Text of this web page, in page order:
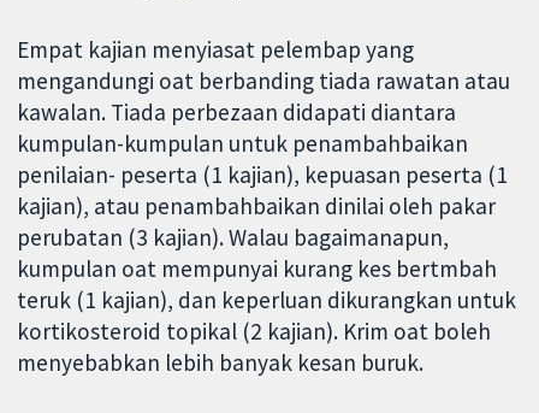
Empat kajian menyiasat pelembap yang
mengandungi oat berbanding tiada rawatan atau
kawalan. Tiada perbezaan didapati diantara
kumpulan-kumpulan untuk penambahbaikan
penilaian- peserta (1 kajian), kepuasan peserta (1
kajian), atau penambahbaikan dinilai oleh pakar
perubatan (3 kajian). Walau bagaimanapun,
kumpulan oat mempunyai kurang kes bertmbah
teruk (1 kajian), dan keperluan dikurangkan untuk
kortikosteroid topikal (2 kajian). Krim oat boleh
menyebabkan lebih banyak kesan buruk.